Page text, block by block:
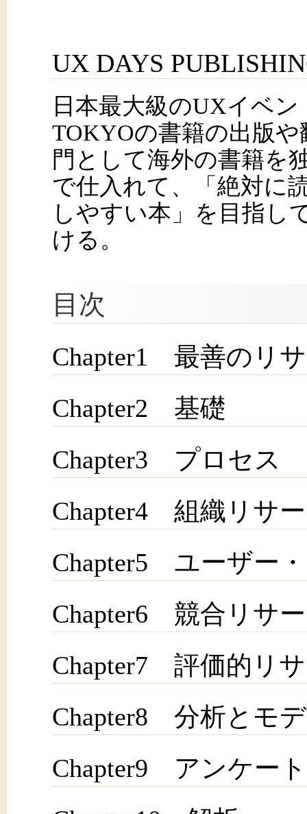
UX DAYS
日本最大級のUXイベ
TOKYOの書籍の出版
門として海外の書籍を
で仕入れて、「絶対に
しやすい本」を目指し
ける。
目次
Chapter1 最善のリ
Chapter2 基礎
Chapter3 プロセス
Chapter4 組織リサ
Chapter5 ユーザー
Chapter6 競合リサ
Chapter7 評価的リ
Chapter8 分析とモ
Chapter9 アンケート